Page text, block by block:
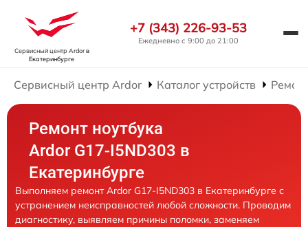
Сервисный центр Ardorв
Екатеринбурге
+7 (343) 226-93-53
Ежедневно с 9:00 до 21:00
Сервисный центр Ardor Каталог устройств
Ремонт ноутбука
Ardor G17-I5ND303 в
Екатеринбурге
Выполняем ремонт Ardor G17-I5ND303 в Екатеринбурге с
устранением неисправностей любой сложности. Проводим
диагностику, выявляем причины поломки, заменяем